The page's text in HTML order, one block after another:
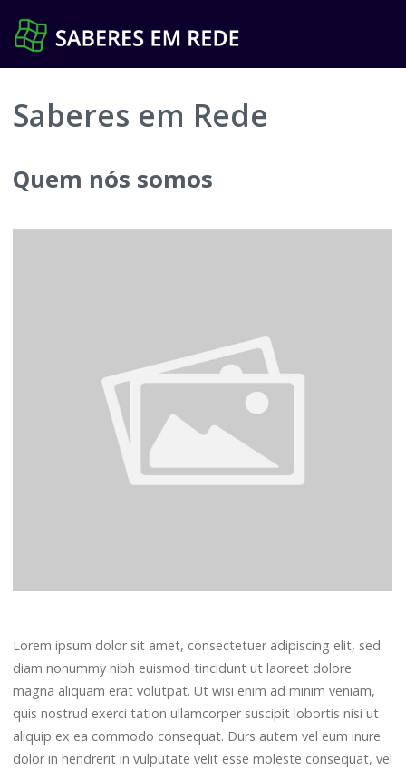
para
Saberes em Rede
Quem nós somos
Lorem ipsum dolor sit amet, consectetuer adipiscing elit, sed
diam nonummy nibh euismod tincidunt ut laoreet dolore
magna aliquam erat volutpat. Ut wisi enim ad minim veniam,
quis nostrud exerci tation ullamcorper suscipit lobortis nisi ut
aliquip ex ea commodo consequat. Durs autem vel eum inure
dolor in hendrerit in vulputate velit esse moleste consequat, vel